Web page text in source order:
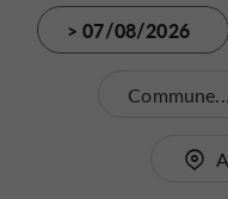
> 07/08/2026
Commune...